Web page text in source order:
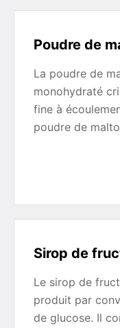
Poudre de
La poudre de
monohydraté
fine à
poudre de
Sirop de
Le sirop de
produit par
de glucose. Il